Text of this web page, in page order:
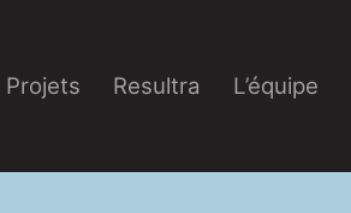
Projets Resultra L’équipe